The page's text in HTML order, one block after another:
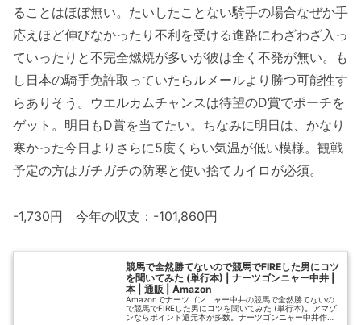
ることはほぼ無い。たいしたことない騎手の場合なぜか手
応えほど伸びなかったり不利を受ける進路にわざわざ入っ
ていったりと不完全燃焼が多いが彼は全く不発が無い。も
し日本の騎手免許取っていたらルメールより勝つ可能性す
らありそう。ウエルカムチャンスは待望のD賞でポーチを
ゲット。明日もD賞を当てたい。ちなみに明日は、かなり
寒かった今日よりさらに5度くらい気温が低い模様。観戦
予定の方はガチガチの防寒と使い捨てカイロが必須。
-1,730円 今年の収支：-101,860円
競馬で全然勝てないので競馬でFIREした男にコツ
を聞いてみた (単行本) | ナーツゴンニャー中井 |
本 | 通販 | Amazon
Amazonでナーツゴンニャー中井の競馬で全然勝てないの
で競馬でFIREした男にコツを聞いてみた (単行本)。アマゾ
ンならポイント還元本が多数。ナーツゴンニャー中井作品